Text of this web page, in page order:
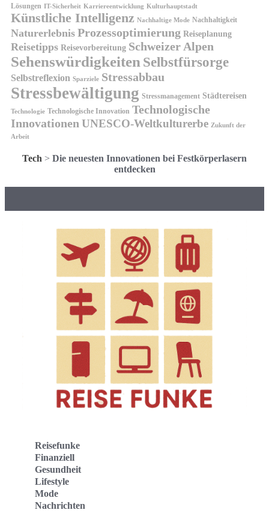
Lösungen IT-Sicherheit Karriereentwicklung Kulturhauptstadt
Künstliche Intelligenz Nachhaltige Mode Nachhaltigkeit
Naturerlebnis Prozessoptimierung Reiseplanung
Reisetipps Reisevorbereitung Schweizer Alpen
Sehenswürdigkeiten Selbstfürsorge
Selbstreflexion Sparziele Stressabbau
Stressbewältigung Stressmanagement Städtereisen
Technologie Technologische Innovation Technologische
Innovationen UNESCO-Weltkulturerbe Zukunft der
Arbeit
Tech > Die neuesten Innovationen bei Festkörperlasern
entdecken
Reisefunke
Finanziell
Gesundheit
Lifestyle
Mode
Nachrichten